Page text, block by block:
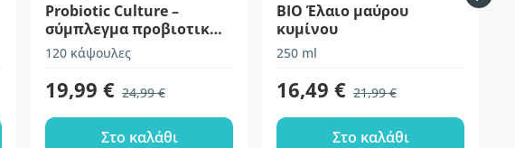
Probiotic Culture –
σύμπλεγμα προβιοτικών
καλλιεργειών
120 κάψουλες
19,99 € 24,99 €
Στο καλάθι
BIO Έλαιο μαύρου
κυμίνου
250 ml
16,49 € 21,99 €
Στο καλάθι